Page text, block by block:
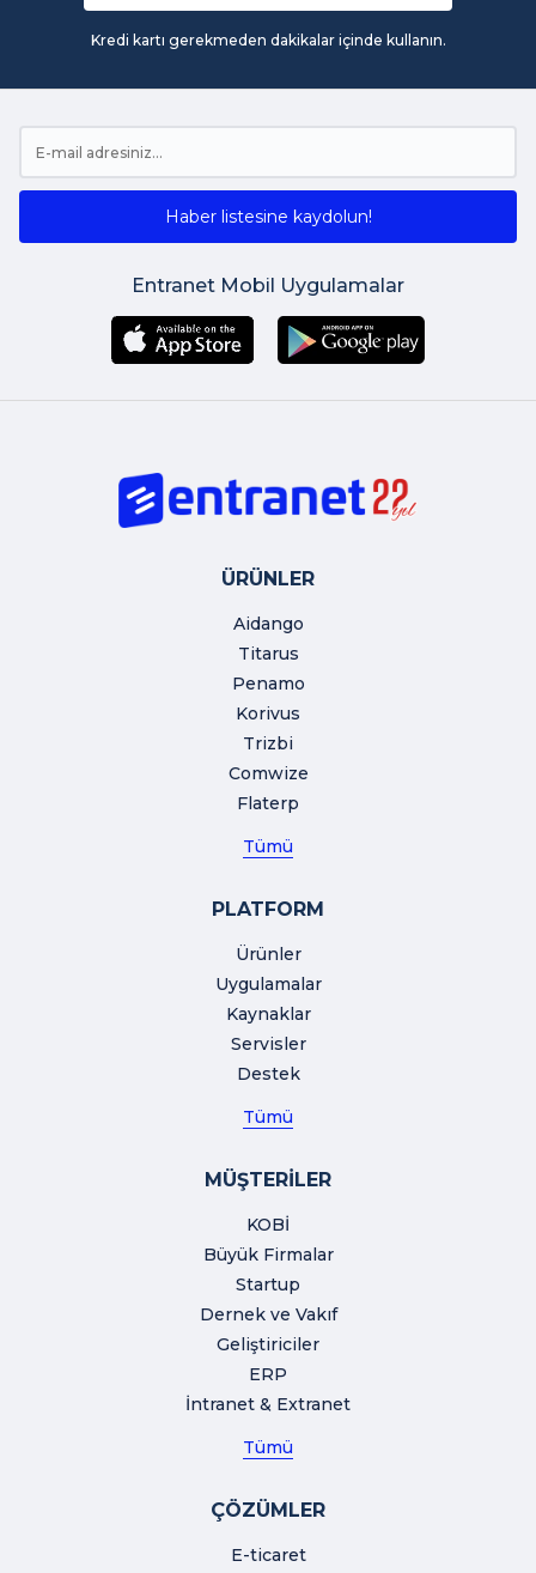
Kredi kartı gerekmeden dakikalar içinde kullanın.
Haber listesine kaydolun!
Entranet Mobil Uygulamalar
ÜRÜNLER
Aidango
Titarus
Penamo
Korivus
Trizbi
Comwize
Flaterp
Tümü
PLATFORM
Ürünler
Uygulamalar
Kaynaklar
Servisler
Destek
Tümü
MÜŞTERİLER
KOBİ
Büyük Firmalar
Startup
Dernek ve Vakıf
Geliştiriciler
ERP
İntranet & Extranet
Tümü
ÇÖZÜMLER
E-ticaret